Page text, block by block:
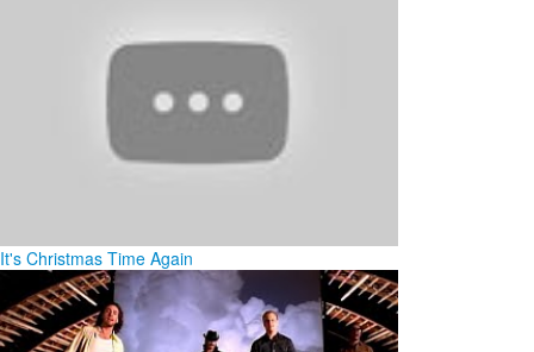
It's Christmas Time Again